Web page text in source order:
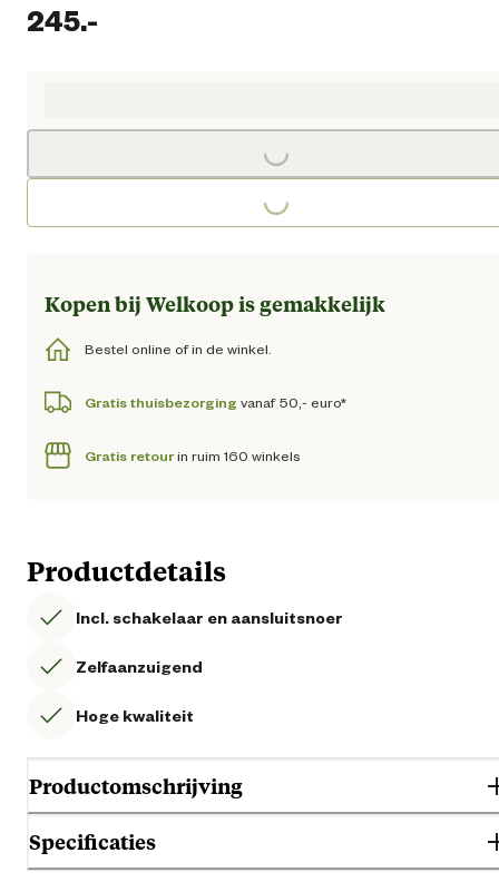
245.-
Loading...
Loading...
Kopen bij Welkoop is gemakkelijk
Bestel online of in de winkel.
Gratis thuisbezorging vanaf 50,- euro*
Gratis retourin ruim 160 winkels
Productdetails
Incl. schakelaar en aansluitsnoer
Zelfaanzuigend
Hoge kwaliteit
Productomschrijving
Specificaties